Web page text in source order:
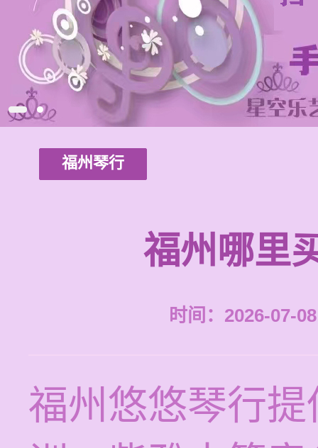
福州琴行
福州哪里
时间：2026-07-
福州悠悠琴行